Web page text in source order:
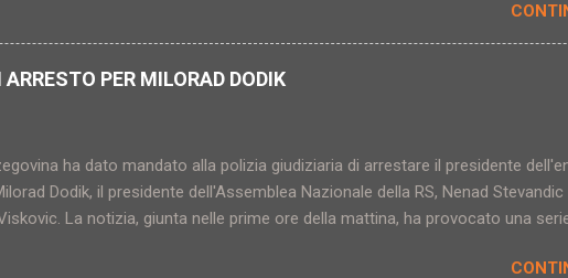
trovano sotto mandato d'arresto da parte delle autorità di Sarajevo, arresto
abituati da sempre a veder succedere in Bosnia Erzegovina le cose più
sfumature grottesche e potenzialmente molto pericolose a livello almeno
PER MILORAD DODIK
ha dato mandato alla polizia giudiziaria di arrestare il presidente
Dodik, il presidente dell'Assemblea Nazionale della RS, Nenad
La notizia, giunta nelle prime ore della mattina, ha provocato una serie
dei rappresentanti serbo-bosniaci: la presidente di turno della Bosnia